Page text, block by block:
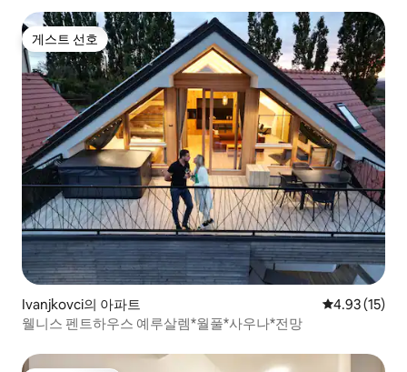
게스트 선호
게스트 선호
Ivanjkovci의 아파트 평점 4.93점
4.93 (15)
웰니스 펜트하우스 예루살렘*월풀*사우나*전망